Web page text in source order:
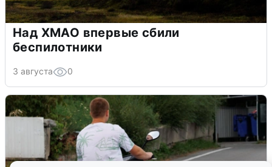
Над ХМАО впервые сбили
беспилотники
3 августа 0